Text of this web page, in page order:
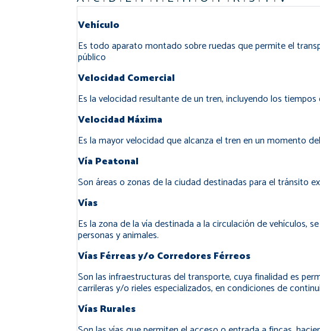
Vehículo
Es todo aparato montado sobre ruedas que permite el
público
Velocidad Comercial
Es la velocidad resultante de un tren, incluyendo los
Velocidad Máxima
Es la mayor velocidad que alcanza el tren en un momento
Vía Peatonal
Son áreas o zonas de la ciudad destinadas para el tránsito
Vías
Es la zona de la vía destinada a la circulación de vehículos,
personas y animales.
Vías Férreas y/o Corredores Férreos
Son las infraestructuras del transporte, cuya finalidad es
carrileras y/o rieles especializados, en condiciones de
Vías Rurales